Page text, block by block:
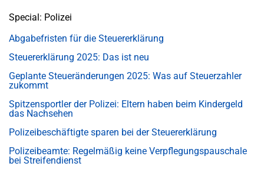
Special: Polizei
Abgabefristen für die Steuererklärung
Steuererklärung 2025: Das ist neu
Geplante Steueränderungen 2025: Was auf Steuerzahler
zukommt
Spitzensportler der Polizei: Eltern haben beim Kindergeld
das Nachsehen
Polizeibeschäftigte sparen bei der Steuererklärung
Polizeibeamte: Regelmäßig keine Verpflegungspauschale
bei Streifendienst